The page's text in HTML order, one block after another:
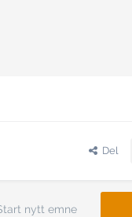
Del
nytt emne